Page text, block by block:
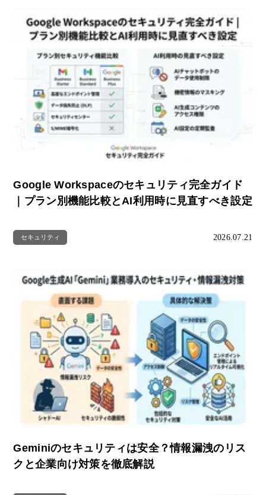
Google Workspaceのセキュリティ完全ガイド
｜プラン別機能比較とAI利用時に見直すべき設定
セキュリティ 2026.07.21
Geminiのセキュリティは安全？情報漏洩のリス
クと企業向け対策を徹底解説